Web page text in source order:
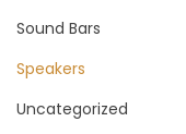
Sound Bars
Speakers
Uncategorized